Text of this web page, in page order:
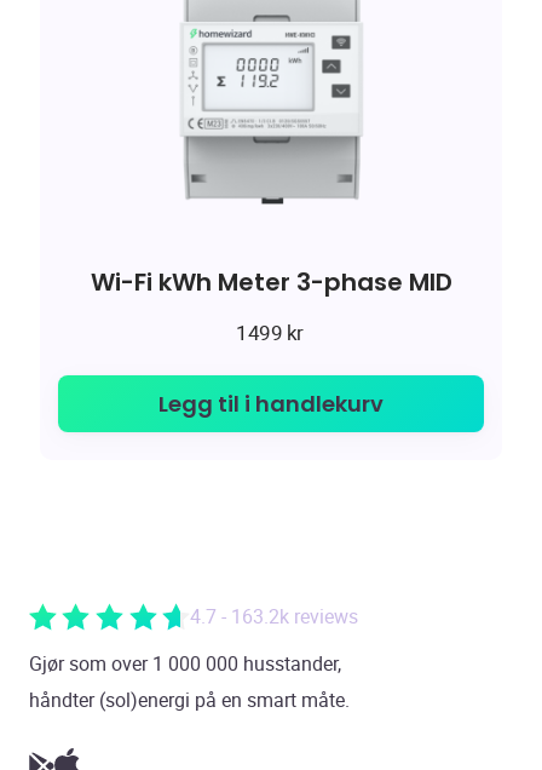
Wi-Fi kWh Meter 3-phase MID
1499 kr
Legg til i handlekurv
4.7 - 163.2k reviews
Gjør som over 1 000 000 husstander,
håndter (sol)energi på en smart måte.